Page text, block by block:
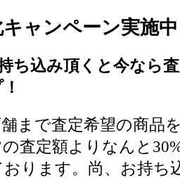
ャンペーン実施
まで査定希望の商品
査定額よりなんと
ります。尚、お持ち